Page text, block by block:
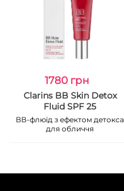
1780 грн
Clarins BB Skin Detox
Fluid SPF 25
ВВ-флюїд з ефектом детокса
для обличчя